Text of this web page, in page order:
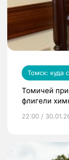
Томск: куда
Томичей
флигели
22:00 /